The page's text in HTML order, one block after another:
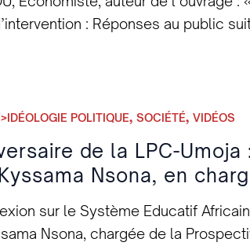
à vous inscrire en répondant au mail
vous compter parmi nous,
internet : http://
: Réponses au public
la récente expérience ivoirienne
POLITIQUE, SOCIÉTÉ, VIDÉOS
de la LPC-
Nsona, en
sur le Système Educatif
Nsona, chargée de la